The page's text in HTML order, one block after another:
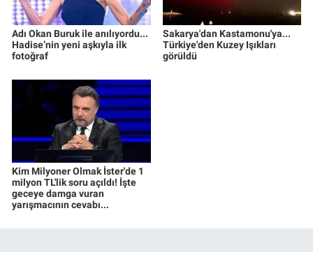
Adı Okan Buruk ile anılıyordu...
Hadise’nin yeni aşkıyla ilk
fotoğraf
Sakarya'dan Kastamonu'ya...
Türkiye'den Kuzey Işıkları
görüldü
Kim Milyoner Olmak İster'de 1
milyon TL'lik soru açıldı! İşte
geceye damga vuran
yarışmacının cevabı...